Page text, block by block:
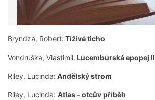
Bryndza, Robert: Tíživé ticho
Vondruška, Vlastimil: Lucemburská epopej II
Riley, Lucinda: Andělský strom
Riley, Lucinda: Atlas – otcův příběh